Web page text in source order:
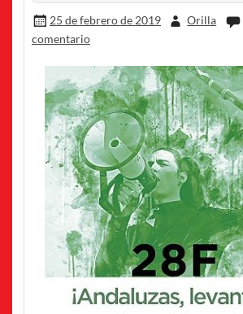
25 de febrero de 2019 Orilla
comentario